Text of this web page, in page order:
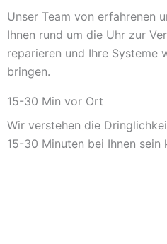
Unser Team von erfahrenen
Ihnen rund um die Uhr zur
reparieren und Ihre Systeme
bringen.
15-30 Min vor Ort
Wir verstehen die
15-30 Minuten bei Ihnen sein